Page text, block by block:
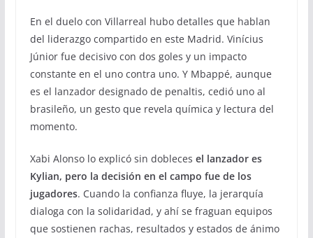
En el duelo con Villarreal hubo detalles que hablan
del liderazgo compartido en este Madrid. Vinícius
Júnior fue decisivo con dos goles y un impacto
constante en el uno contra uno. Y Mbappé, aunque
es el lanzador designado de penaltis, cedió uno al
brasileño, un gesto que revela química y lectura del
momento.
Xabi Alonso lo explicó sin dobleces el lanzador es
Kylian, pero la decisión en el campo fue de los
jugadores. Cuando la confianza fluye, la jerarquía
dialoga con la solidaridad, y ahí se fraguan equipos
que sostienen rachas, resultados y estados de ánimo